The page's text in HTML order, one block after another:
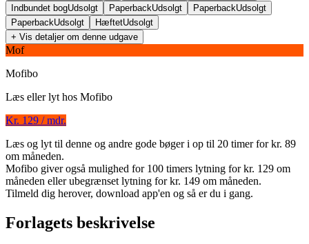
Indbundet bogUdsolgt PaperbackUdsolgt PaperbackUdsolgt
PaperbackUdsolgt HæftetUdsolgt
+ Vis detaljer om denne udgave
Brødrene Karamazov
Forfatter:F.M. Dostojevskij
Oversat af Georg Sarauw
Mof
Mofibo
Læs eller lyt hos Mofibo
Kr. 129 / mdr.
Læs og lyt til denne og andre gode bøger i op til 20 timer for kr. 89
om måneden.
Mofibo giver også mulighed for 100 timers lytning for kr. 129 om
måneden eller ubegrænset lytning for kr. 149 om måneden.
Tilmeld dig herover, download app'en og så er du i gang.
Forlagets beskrivelse